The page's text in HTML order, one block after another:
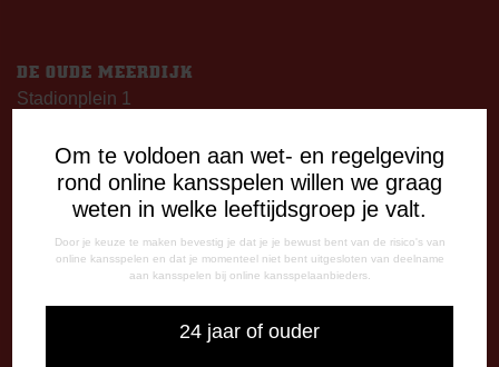
Om te voldoen aan wet- en regelgeving
rond online kansspelen willen we graag
weten in welke leeftijdsgroep je valt.
Door je keuze te maken bevestig je dat je je bewust bent van de risico's van
online kansspelen en dat je momenteel niet bent uitgesloten van deelname
aan kansspelen bij online kansspelaanbieders.
24 jaar of ouder
DE OUDE MEERDIJK
Stadionplein 1
OPENINGSTIJDEN
De Oude Meerdijk
Dinsdag t/m vrijdag:
09.00 – 12.15 uur
13.00 – 17.00 uur
Op thuiswedstrijddagen geopend vanaf 13.00 uur (i.p.v.